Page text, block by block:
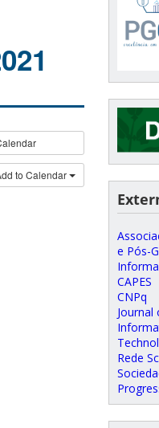
to Calendar
e Pós-
CAPES
CNPq
Rede